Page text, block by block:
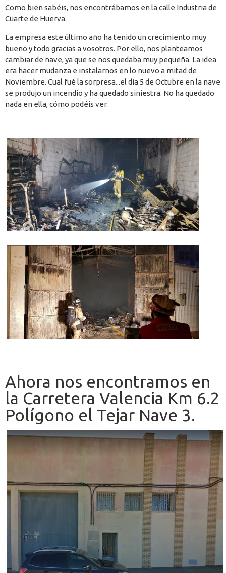
Como bien sabéis, nos encontrábamos en la calle Industria de
Cuarte de Huerva.
La empresa este último año ha tenido un crecimiento muy
bueno y todo gracias a vosotros. Por ello, nos planteamos
cambiar de nave, ya que se nos quedaba muy pequeña. La idea
era hacer mudanza e instalarnos en lo nuevo a mitad de
Noviembre. Cual fué la sorpresa...el día 5 de Octubre en la nave
se produjo un incendio y ha quedado siniestra. No ha quedado
nada en ella, cómo podéis ver.
Ahora nos encontramos en
la Carretera Valencia Km 6.2
Polígono el Tejar Nave 3.